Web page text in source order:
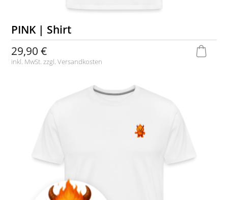
PINK | Shirt
29,90 €
inkl. MwSt. zzgl.Versandkosten